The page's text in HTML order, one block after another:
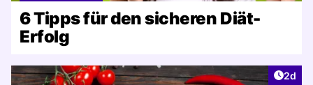
6 Tipps für den sicheren Diät-
Erfolg
2d